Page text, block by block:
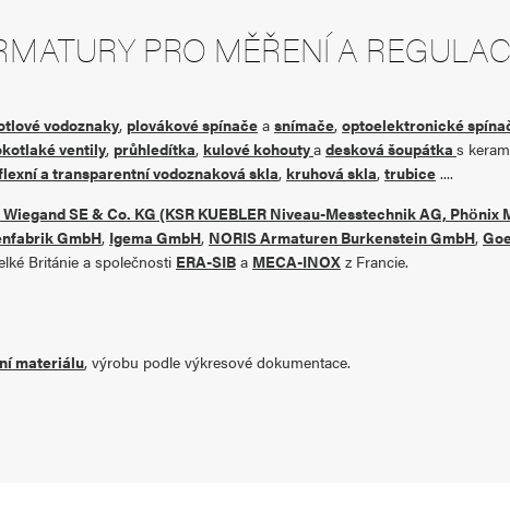
PRO MĚŘENÍ A
vodoznaky, plovákové spínače a snímače, optoelektronické
ventily, průhledítka, kulové kohoutya desková šoupátka s
a transparentní vodoznaková skla, kruhová skla, trubice ....
SE & Co. KG (KSR KUEBLER Niveau-Messtechnik AG,
GmbH, Igema GmbH, NORIS Armaturen Burkenstein GmbH,
Británie a společnosti ERA-SIB a MECA-INOX z Francie.
materiálu, výrobu podle výkresové dokumentace.